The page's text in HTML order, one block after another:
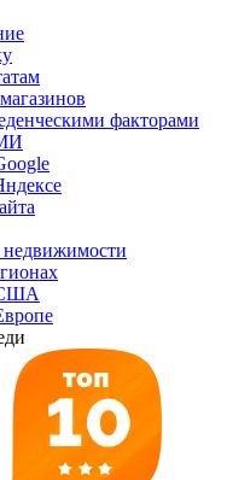
факторами
США